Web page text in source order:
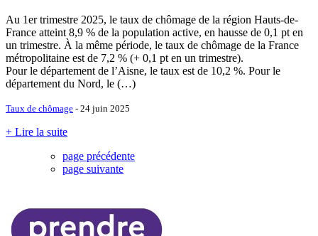
Au 1er trimestre 2025, le taux de chômage de la région Hauts-de-
France atteint 8,9 % de la population active, en hausse de 0,1 pt en
un trimestre. À la même période, le taux de chômage de la France
métropolitaine est de 7,2 % (+ 0,1 pt en un trimestre).
Pour le département de l’Aisne, le taux est de 10,2 %. Pour le
département du Nord, le (…)
Taux de chômage - 24 juin 2025
+ Lire la suite
page précédente
page suivante